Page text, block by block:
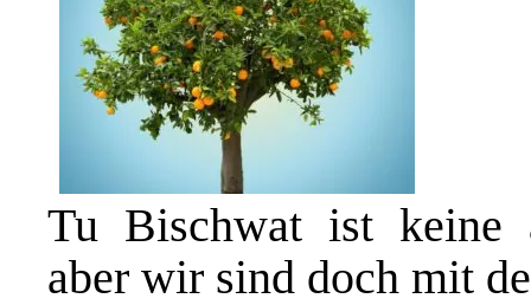
Tu Bischwat ist keine
aber wir sind doch mit